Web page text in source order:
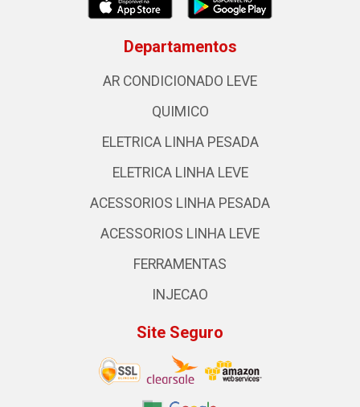
Departamentos
AR CONDICIONADO LEVE
QUIMICO
ELETRICA LINHA PESADA
ELETRICA LINHA LEVE
ACESSORIOS LINHA PESADA
ACESSORIOS LINHA LEVE
FERRAMENTAS
INJECAO
Site Seguro